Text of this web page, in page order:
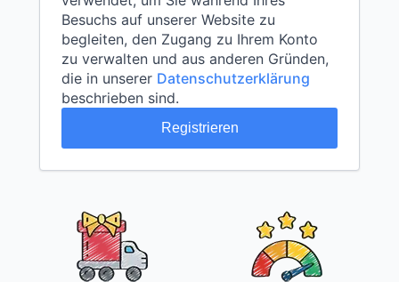
Besuchs auf unserer Website zu
begleiten, den Zugang zu Ihrem Konto
zu verwalten und aus anderen Gründen,
die in unserer Datenschutzerklärung
beschrieben sind.
Registrieren